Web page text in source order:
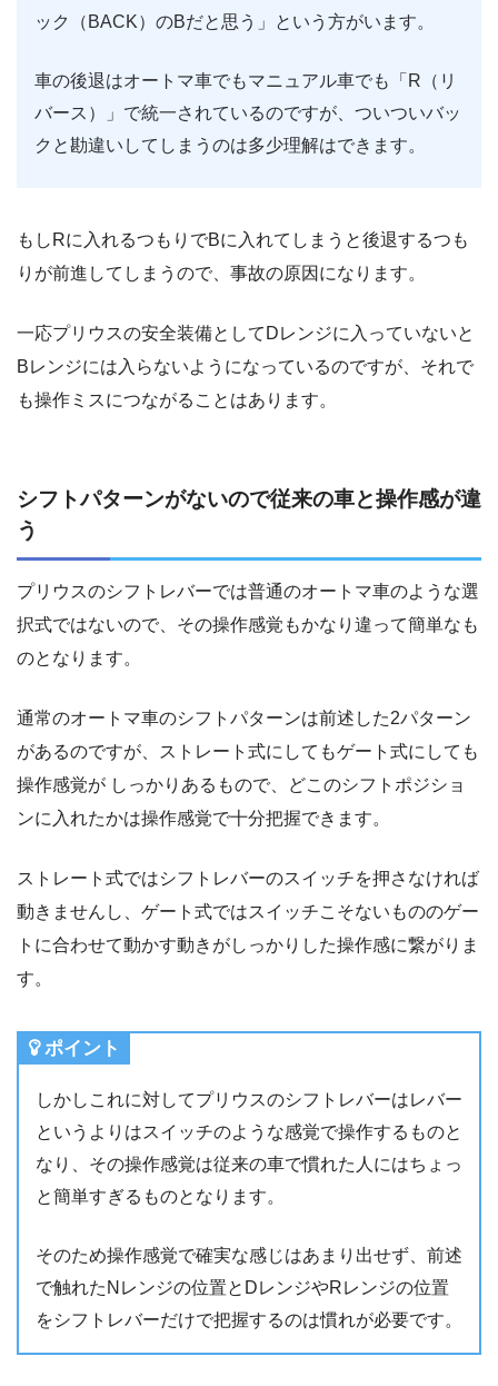
ック（BACK）のBだと思う」という方がいます。
車の後退はオートマ車でもマニュアル車でも「R（リ
バース）」で統一されているのですが、ついついバッ
クと勘違いしてしまうのは多少理解はできます。
もしRに入れるつもりでBに入れてしまうと後退するつも
りが前進してしまうので、事故の原因になります。
一応プリウスの安全装備としてDレンジに入っていないと
Bレンジには入らないようになっているのですが、それで
も操作ミスにつながることはあります。
シフトパターンがないので従来の車と操作感が違
う
プリウスのシフトレバーでは普通のオートマ車のような選
択式ではないので、その操作感覚もかなり違って簡単なも
のとなります。
通常のオートマ車のシフトパターンは前述した2パターン
があるのですが、ストレート式にしてもゲート式にしても
操作感覚が しっかりあるもので、どこのシフトポジショ
ンに入れたかは操作感覚で十分把握できます。
ストレート式ではシフトレバーのスイッチを押さなければ
動きませんし、ゲート式ではスイッチこそないもののゲー
トに合わせて動かす動きがしっかりした操作感に繋がりま
す。
ポイント
しかしこれに対してプリウスのシフトレバーはレバー
というよりはスイッチのような感覚で操作するものと
なり、その操作感覚は従来の車で慣れた人にはちょっ
と簡単すぎるものとなります。
そのため操作感覚で確実な感じはあまり出せず、前述
で触れたNレンジの位置とDレンジやRレンジの位置
をシフトレバーだけで把握するのは慣れが必要です。